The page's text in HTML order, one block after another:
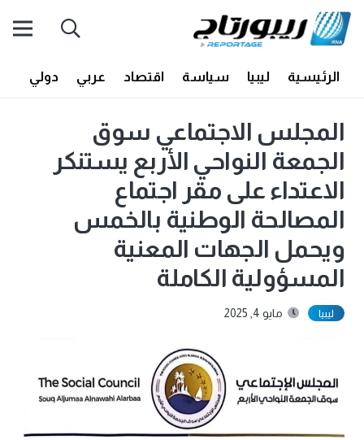
الرئيسية ليبيا سياسة اقتصاد عربي دولي
المجلس الاجتماعي سوق
الجمعة النواحي الأربع يستنكر
الاعتداء على مقر اجتماع
المصالحة الوطنية بالخمس
ويحمل الجهات المعنية
المسؤولية الكاملة
ليبيا مايو 4, 2025